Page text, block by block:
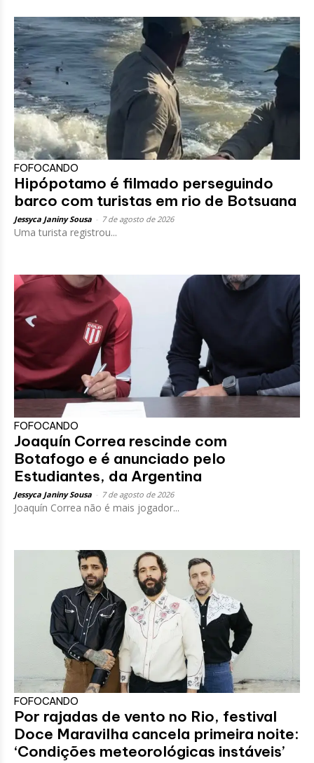
FOFOCANDO
Hipópotamo é filmado perseguindo
barco com turistas em rio de Botsuana
Jessyca Janiny Sousa 7 de agosto de 2026
Uma turista registrou...
FOFOCANDO
Joaquín Correa rescinde com
Botafogo e é anunciado pelo
Estudiantes, da Argentina
Jessyca Janiny Sousa 7 de agosto de 2026
Joaquín Correa não é mais jogador...
FOFOCANDO
Por rajadas de vento no Rio, festival
Doce Maravilha cancela primeira noite:
‘Condições meteorológicas instáveis’